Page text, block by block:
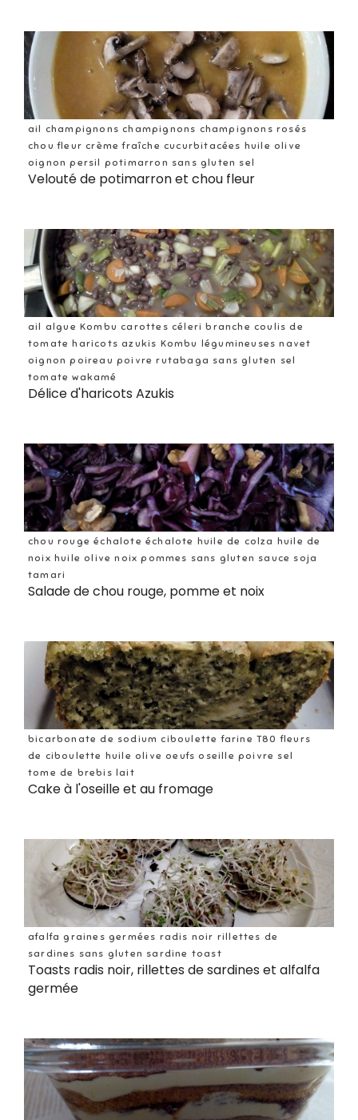
ail champignons champignons champignons rosés
chou fleur crème fraîche cucurbitacées huile olive
oignon persil potimarron sans gluten sel
Velouté de potimarron et chou fleur
ail algue Kombu carottes céleri branche coulis de
tomate haricots azukis Kombu légumineuses navet
oignon poireau poivre rutabaga sans gluten sel
tomate wakamé
Délice d'haricots Azukis
chou rouge échalote échalote huile de colza huile de
noix huile olive noix pommes sans gluten sauce soja
tamari
Salade de chou rouge, pomme et noix
bicarbonate de sodium ciboulette farine T80 fleurs
de ciboulette huile olive oeufs oseille poivre sel
tome de brebis lait
Cake à l'oseille et au fromage
afalfa graines germées radis noir rillettes de
sardines sans gluten sardine toast
Toasts radis noir, rillettes de sardines et alfalfa
germée